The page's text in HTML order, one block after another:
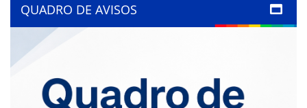
QUADRO DE AVISOS